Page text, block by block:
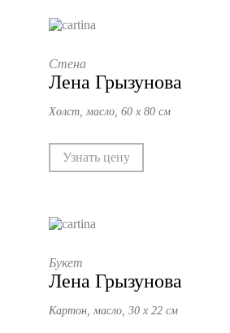
Стена
Лена Грызунова
Холст, масло, 60 х 80 см
Узнать цену
Букет
Лена Грызунова
Картон, масло, 30 х 22 см